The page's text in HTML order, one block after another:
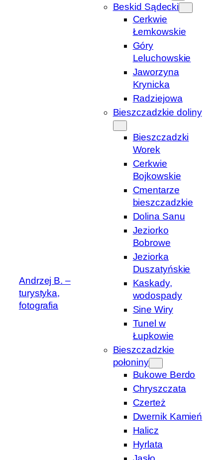
Andrzej B. –
turystyka,
fotografia
Beskid Sądecki
Cerkwie
Łemkowskie
Góry
Leluchowskie
Jaworzyna
Krynicka
Radziejowa
Bieszczadzkie doliny
Bieszczadzki
Worek
Cerkwie
Bojkowskie
Cmentarze
bieszczadzkie
Dolina Sanu
Jeziorko
Bobrowe
Jeziorka
Duszatyńskie
Kaskady,
wodospady
Sine Wiry
Tunel w
Łupkowie
Bieszczadzkie
połoniny
Bukowe Berdo
Chryszczata
Czerteż
Dwernik Kamień
Halicz
Hyrlata